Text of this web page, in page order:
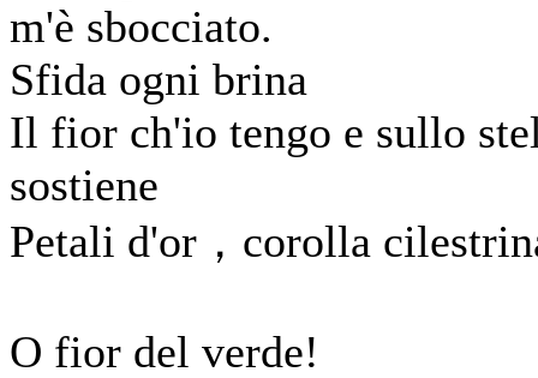
m'è sbocciato.
Sfida ogni brina
Il fior ch'io tengo e sullo
sostiene
Petali d'or，corolla
O fior del verde!